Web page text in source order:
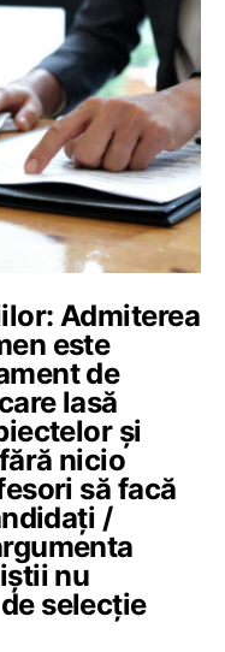
Admiterea
este
de
lasă
și
nicio
să facă
/
nu
selecție